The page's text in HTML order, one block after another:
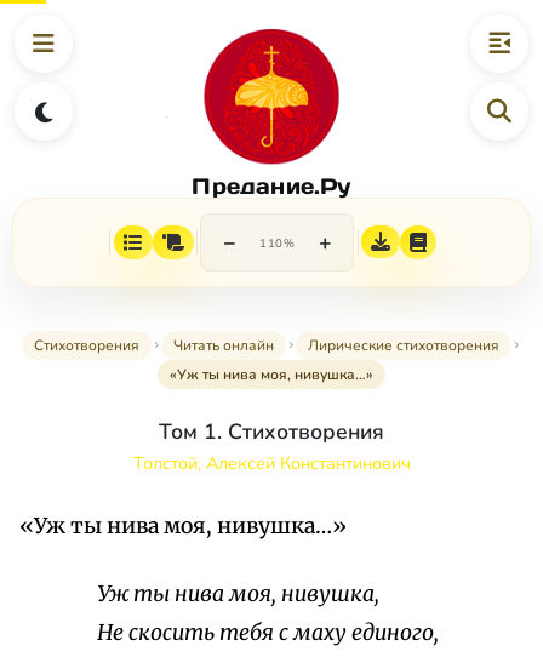
Предание.Ру
− 110% +
Стихотворения Читать онлайн
Лирические стихотворения
«Уж ты нива моя, нивушка…»
Том 1. Стихотворения
Толстой, Алексей Константинович
«Уж ты нива моя, нивушка…»
Уж ты нива моя, нивушка,
Не скосить тебя с маху единого,